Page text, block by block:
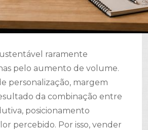
raramente
pelo aumento de volume.
personalização, margem
da combinação entre
posicionamento
percebido. Por isso, vender